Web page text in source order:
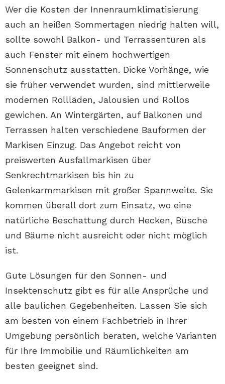
Wer die Kosten der Innenraumklimatisierung
auch an heißen Sommertagen niedrig halten will,
sollte sowohl Balkon- und Terrassentüren als
auch Fenster mit einem hochwertigen
Sonnenschutz ausstatten. Dicke Vorhänge, wie
sie früher verwendet wurden, sind mittlerweile
modernen Rollläden, Jalousien und Rollos
gewichen. An Wintergärten, auf Balkonen und
Terrassen halten verschiedene Bauformen der
Markisen Einzug. Das Angebot reicht von
preiswerten Ausfallmarkisen über
Senkrechtmarkisen bis hin zu
Gelenkarmmarkisen mit großer Spannweite. Sie
kommen überall dort zum Einsatz, wo eine
natürliche Beschattung durch Hecken, Büsche
und Bäume nicht ausreicht oder nicht möglich
ist.
Gute Lösungen für den Sonnen- und
Insektenschutz gibt es für alle Ansprüche und
alle baulichen Gegebenheiten. Lassen Sie sich
am besten von einem Fachbetrieb in Ihrer
Umgebung persönlich beraten, welche Varianten
für Ihre Immobilie und Räumlichkeiten am
besten geeignet sind.